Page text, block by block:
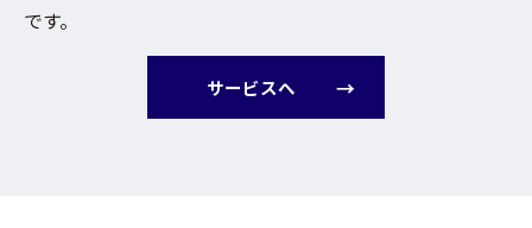
です。
サービスへ